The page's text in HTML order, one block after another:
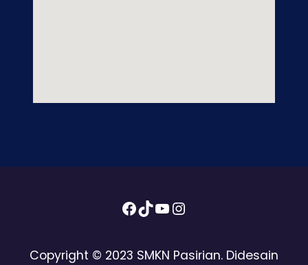
Facebook
TikTok
YouTube
Instagram
Copyright © 2023 SMKN Pasirian. Didesain